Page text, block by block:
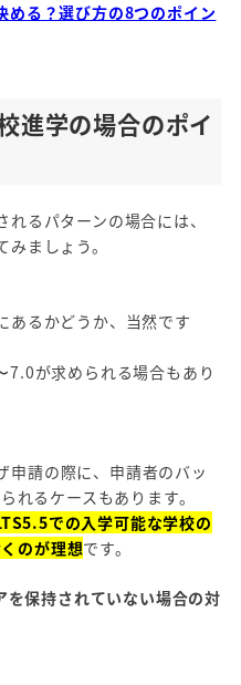
める？選び方の8つのポイン
進学の場合のポイ
るパターンの場合には、
ましょう。
あるかどうか、当然です
7.0が求められる場合もあり
申請の際に、申請者のバッ
れるケースもあります。
での入学可能な学校の
のが理想です。
保持されていない場合の対